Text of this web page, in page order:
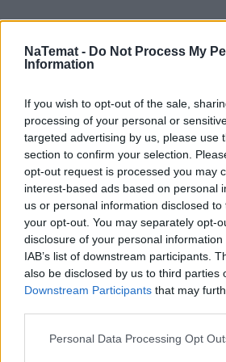
NaTemat - Do Not Process My
Information
If you wish to opt-out of the sale,
processing of your personal or
targeted advertising by us, please use
section to confirm your selection.
opt-out request is processed you may
interest-based ads based on personal
us or personal information disclosed
your opt-out. You may separately opt-
disclosure of your personal
IAB’s list of downstream participants.
also be disclosed by us to third parties
Downstream Participants that may
Personal Data Processing Opt
Mały odprysk to wielki